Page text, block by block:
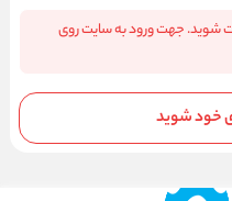
شوید. جهت ورود به سایت روی
خود شوید